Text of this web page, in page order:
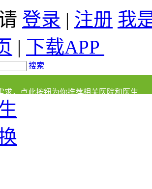
登录 | 注册 我
| 下载APP
搜索
求，点此按钮为你推荐相关医院和医生